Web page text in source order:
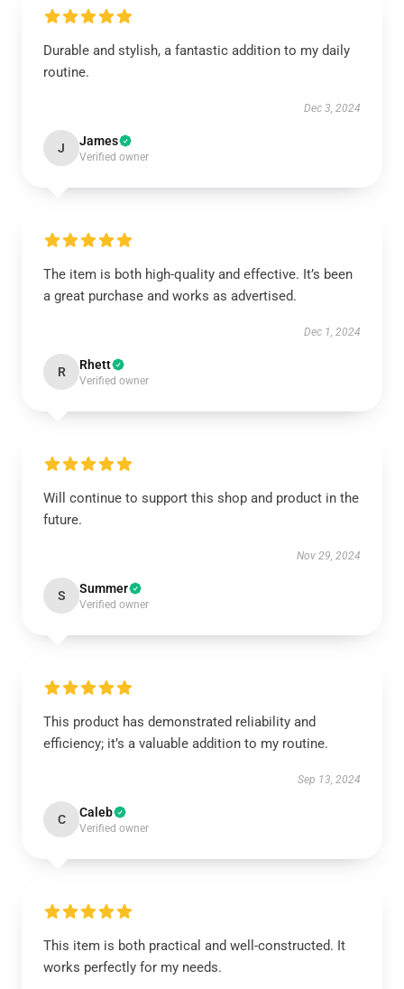
Durable and stylish, a fantastic addition to my daily
routine.
Dec 3, 2024
J James
Verified owner
The item is both high-quality and effective. It’s been
a great purchase and works as advertised.
Dec 1, 2024
R Rhett
Verified owner
Will continue to support this shop and product in the
future.
Nov 29, 2024
S Summer
Verified owner
This product has demonstrated reliability and
efficiency; it’s a valuable addition to my routine.
Sep 13, 2024
C Caleb
Verified owner
This item is both practical and well-constructed. It
works perfectly for my needs.